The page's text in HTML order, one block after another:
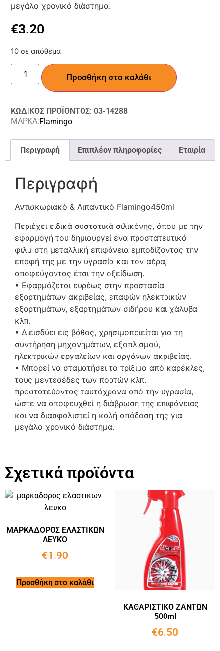
μεγάλο χρονικό διάστημα.
€3.20
10 σε απόθεμα
Προσθήκη στο καλάθι
ΚΩΔΙΚΟΣ ΠΡΟΪΟΝΤΟΣ: 03-14288
ΜΑΡΚΑ:Flamingo
Περιγραφή Επιπλέον πληροφορίες Εταιρία
Περιγραφή
Αντισκωριακό & Λιπαντικό Flamingo450ml
Περιέχει ειδικά συστατικά σιλικόνης, όπου με την
εφαρμογή του δημιουργεί ένα προστατευτικό
φιλμ στη μεταλλική επιφάνεια εμποδίζοντας την
επαφή της με την υγρασία και τον αέρα,
αποφεύγοντας έτσι την οξείδωση.
• Εφαρμόζεται ευρέως στην προστασία
εξαρτημάτων ακριβείας, επαφών ηλεκτρικών
εξαρτημάτων, εξαρτημάτων σιδήρου και χάλυβα
κλπ.
• Διεισδύει εις βάθος, χρησιμοποιείται για τη
συντήρηση μηχανημάτων, εξοπλισμού,
ηλεκτρικών εργαλείων και οργάνων ακριβείας.
• Μπορεί να σταματήσει το τρίξιμο από καρέκλες,
τους μεντεσέδες των πορτών κλπ.
προστατεύοντας ταυτόχρονα από την υγρασία,
ώστε να αποφευχθεί η διάβρωση της επιφάνειας
και να διασφαλιστεί η καλή απόδοση της για
μεγάλο χρονικό διάστημα.
Σχετικά προϊόντα
ΜΑΡΚΑΔΟΡΟΣ ΕΛΑΣΤΙΚΩΝ
ΛΕΥΚΟ
€1.90
Προσθήκη στο καλάθι
ΚΑΘΑΡΙΣΤΙΚΟ ΖΑΝΤΩΝ
500ml
€6.50